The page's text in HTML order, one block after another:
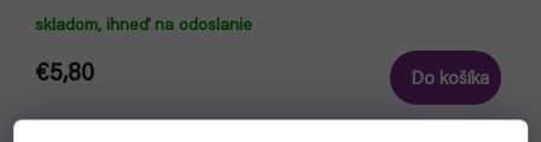
skladom, ihneď na odoslanie
€5,80 Do košíka